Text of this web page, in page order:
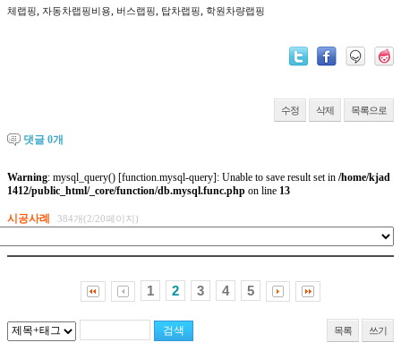
체랩핑
자동차랩핑비용 버스랩핑 탑차랩핑 학원차량랩핑
수정 삭제 목록으로
댓글 0개
Warning: mysql_query() [function.mysql-query]: Unable to save result set in /home/kjad
1412/public_html/_core/function/db.mysql.func.php on line 13
시공사례 384개(2/20페이지)
1 2 3 4 5
목록 쓰기